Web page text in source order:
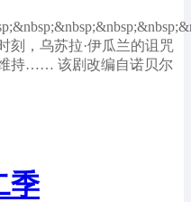
刻，乌苏拉·伊瓜兰的诅咒
持…… 该剧改编自诺贝尔
季